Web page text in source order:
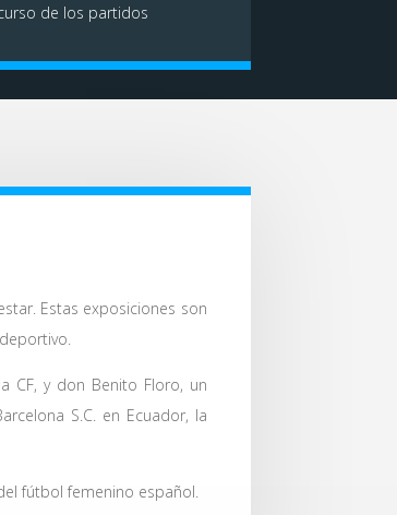
de los partidos
Estas exposiciones son
CF, y don Benito Floro, un
S.C. en Ecuador, la
fútbol femenino español.